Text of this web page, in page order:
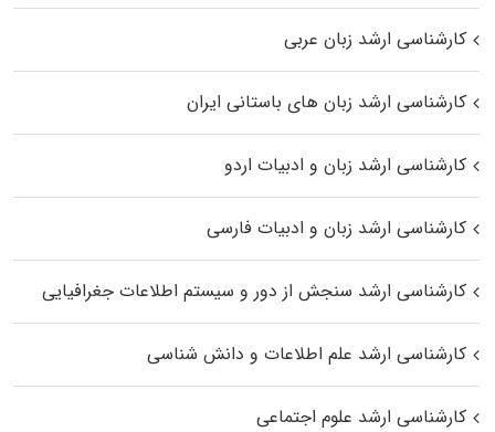
کارشناسی ارشد زبان عربی
کارشناسی ارشد زبان‌ های باستانی ایران
کارشناسی ارشد زبان و ادبیات اردو
کارشناسی ارشد زبان و ادبیات فارسی
کارشناسی ارشد سنجش از دور و سیستم اطلاعات جغرافیایی
کارشناسی ارشد علم اطلاعات و دانش شناسی
کارشناسی ارشد علوم اجتماعی